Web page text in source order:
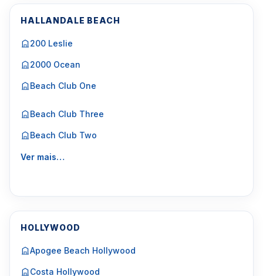
HALLANDALE BEACH
200 Leslie
2000 Ocean
Beach Club One
Beach Club Three
Beach Club Two
Ver mais…
HOLLYWOOD
Apogee Beach Hollywood
Costa Hollywood